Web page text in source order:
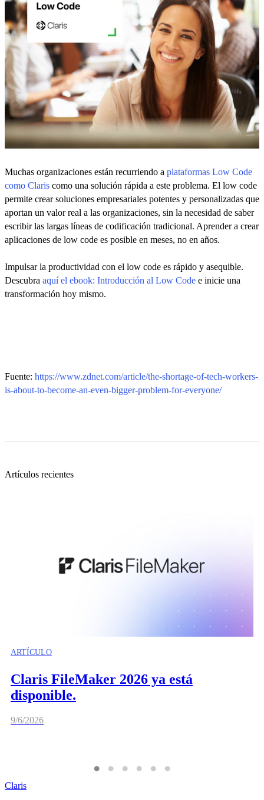
Muchas organizaciones están recurriendo a plataformas Low Code
como Claris como una solución rápida a este problema. El low code
permite crear soluciones empresariales potentes y personalizadas que
aportan un valor real a las organizaciones, sin la necesidad de saber
escribir las largas líneas de codificación tradicional. Aprender a crear
aplicaciones de low code es posible en meses, no en años.
Impulsar la productividad con el low code es rápido y asequible.
Descubra aquí el ebook: Introducción al Low Code e inicie una
transformación hoy mismo.
Fuente: https://www.zdnet.com/article/the-shortage-of-tech-workers-
is-about-to-become-an-even-bigger-problem-for-everyone/
Artículos recientes
ARTÍCULO
Claris FileMaker 2026 ya está
disponible.
9/6/2026
Claris